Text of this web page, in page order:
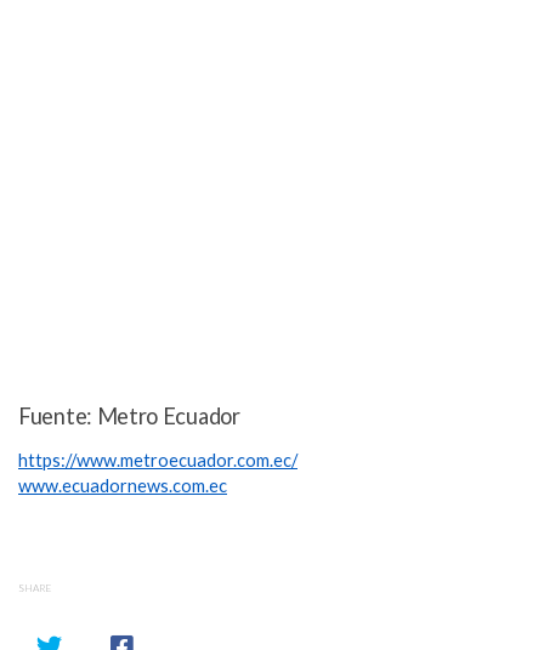
Fuente: Metro Ecuador
https://www.metroecuador.com.ec/
www.ecuadornews.com.ec
SHARE